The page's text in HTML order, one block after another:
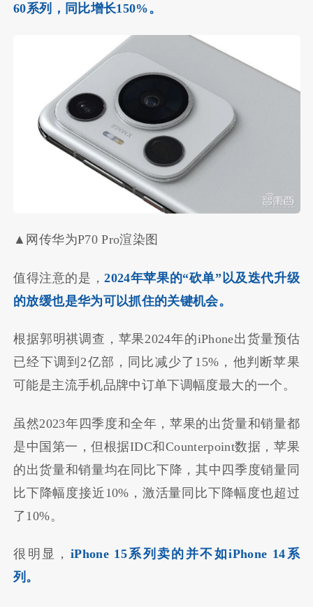
60系列，同比增长150%。
▲网传华为P70 Pro渲染图
值得注意的是，2024年苹果的“砍单”以及迭代升级
的放缓也是华为可以抓住的关键机会。
根据郭明祺调查，苹果2024年的iPhone出货量预估
已经下调到2亿部，同比减少了15%，他判断苹果
可能是主流手机品牌中订单下调幅度最大的一个。
虽然2023年四季度和全年，苹果的出货量和销量都
是中国第一，但根据IDC和Counterpoint数据，苹果
的出货量和销量均在同比下降，其中四季度销量同
比下降幅度接近10%，激活量同比下降幅度也超过
了10%。
很明显， iPhone 15系列卖的并不如iPhone 14系
列。